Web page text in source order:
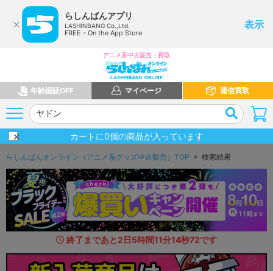
らしんばんアプリ
LASHINBANG Co.,Ltd.
FREE - On the App Store
表示
アニメ系中古販売・買取
年齢認証OFF マイページ 通信買取
カートに0個の商品が入っています
らしんばんオンライン（アニメ系グッズ中古販売）TOP > 検索結果
終了まであと2日5時間11分13秒38です